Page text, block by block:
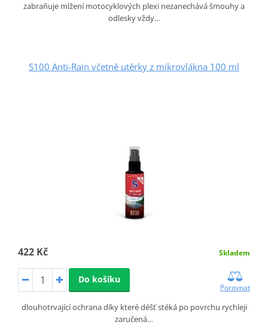
zabraňuje mlžení motocyklových plexi nezanechává šmouhy a
odlesky vždy…
S100 Anti-Rain včetně utěrky z mikrovlákna 100 ml
422 Kč Skladem
Do košíku
Porovnat
dlouhotrvající ochrana díky které déšť stéká po povrchu rychleji
zaručená…